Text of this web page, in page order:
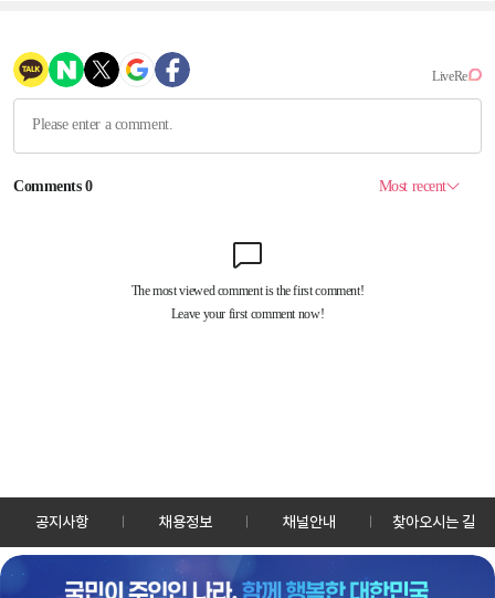
공지사항 채용정보 채널안내 찾아오시는 길
30128 세종특별자치시 정부2청사로 13 한국정책방송원 KTV